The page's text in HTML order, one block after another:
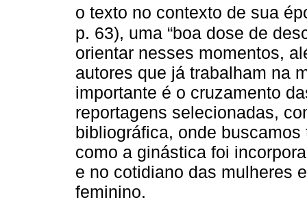
o texto no contexto de sua
p. 63), uma “boa dose de
orientar nesses momentos,
autores que já trabalham na
importante é o cruzamento
reportagens selecionadas,
bibliográfica, onde
como a ginástica foi
e no cotidiano das mulheres
feminino.